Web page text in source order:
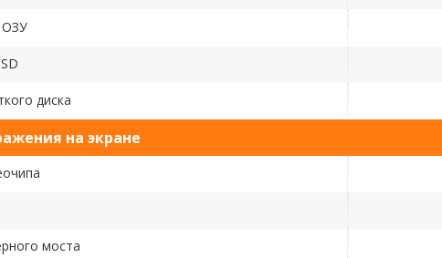
ОЗУ
диска
на экране
моста